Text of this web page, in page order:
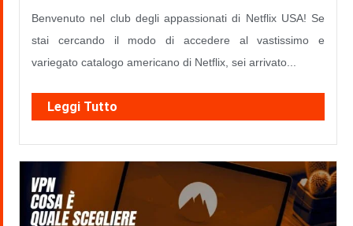
Benvenuto nel club degli appassionati di Netflix USA! Se
stai cercando il modo di accedere al vastissimo e
variegato catalogo americano di Netflix, sei arrivato...
Leggi Tutto